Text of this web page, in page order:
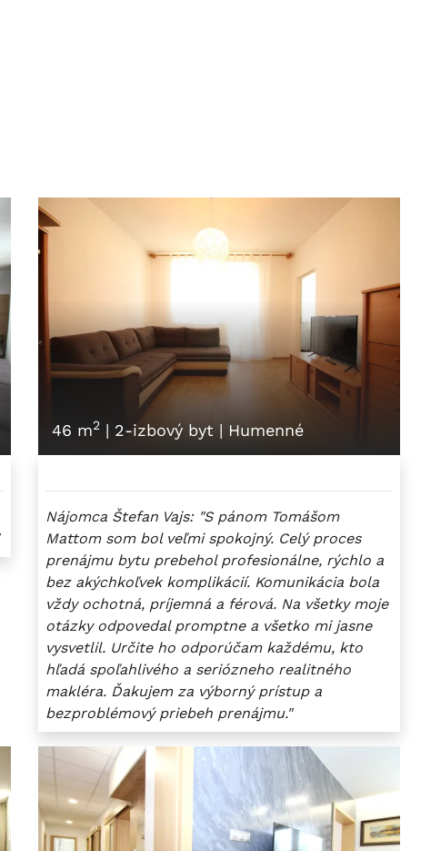
46 m2 | 2-izbový byt | Humenné
Nájomca Štefan Vajs: "S pánom Tomášom
Mattom som bol veľmi spokojný. Celý proces
prenájmu bytu prebehol profesionálne, rýchlo a
bez akýchkoľvek komplikácií. Komunikácia bola
vždy ochotná, príjemná a férová. Na všetky moje
otázky odpovedal promptne a všetko mi jasne
vysvetlil. Určite ho odporúčam každému, kto
hľadá spoľahlivého a seriózneho realitného
makléra. Ďakujem za výborný prístup a
bezproblémový priebeh prenájmu."